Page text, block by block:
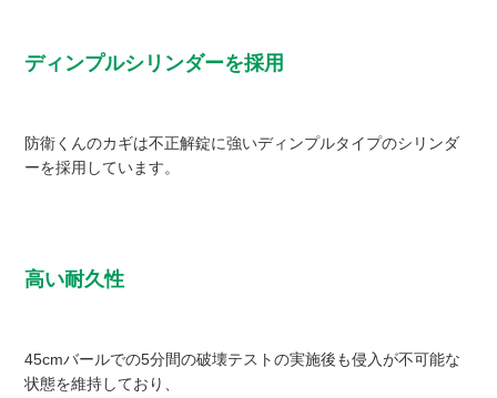
ディンプルシリンダーを採用
防衛くんのカギは不正解錠に強いディンプルタイプのシリンダ
ーを採用しています。
高い耐久性
45cmバールでの5分間の破壊テストの実施後も侵入が不可能な
状態を維持しており、